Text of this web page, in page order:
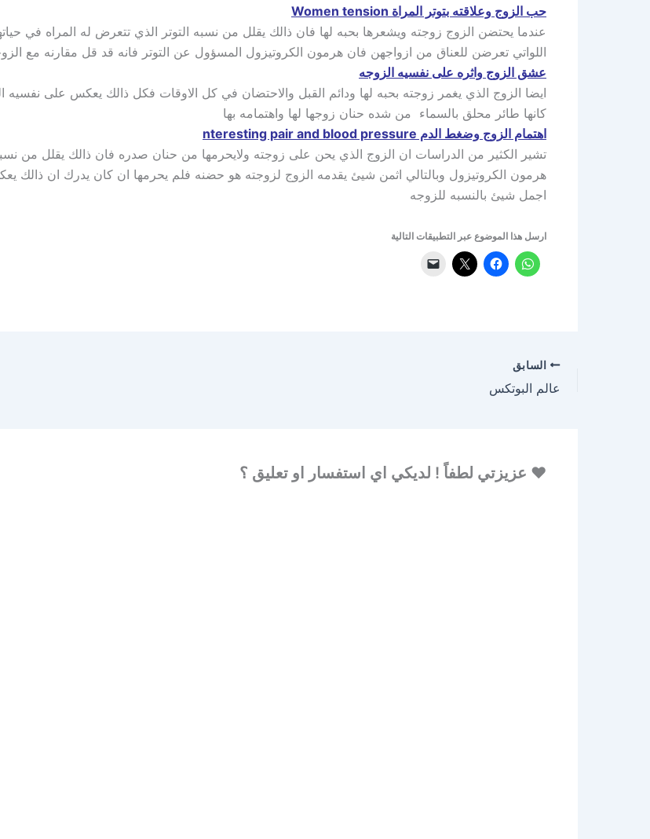
حب الزوج وعلاقته بتوتر المراة Women tension
عندما يحتضن الزوج زوجته ويشعرها بحبه لها فان ذالك يقلل من نسبه التوتر الذي تتعرض له المراه في
اللواتي تعرضن للعناق من ازواجهن فان هرمون الكروتيزول المسؤول عن التوتر فانه قد قل مقارنه مع
عشق الزوج واثره على نفسيه الزوجه
ايضا الزوج الذي يغمر زوجته بحبه لها ودائم القبل والاحتضان في كل الاوقات فكل ذالك يعكس على نفسيه
كانها طائر محلق بالسماء من شده حنان زوجها لها واهتمامه بها
اهتمام الزوج وضغط الدم nteresting pair and blood pressure
تشير الكثير من الدراسات ان الزوج الذي يحن على زوجته ولايحرمها من حنان صدره فان ذالك يقلل من
هرمون الكروتيزول وبالتالي اثمن شيئ يقدمه الزوج لزوجته هو حضنه فلم يحرمها ان كان يدرك ان ذالك
اجمل شيئ بالنسبه للزوجه
ارسل هذا الموضوع عبر التطبيقات التالية
السابق
عالم البوتكس
♥ عزيزتي لطفاً ! لديكي اي استفسار او تعليق ؟